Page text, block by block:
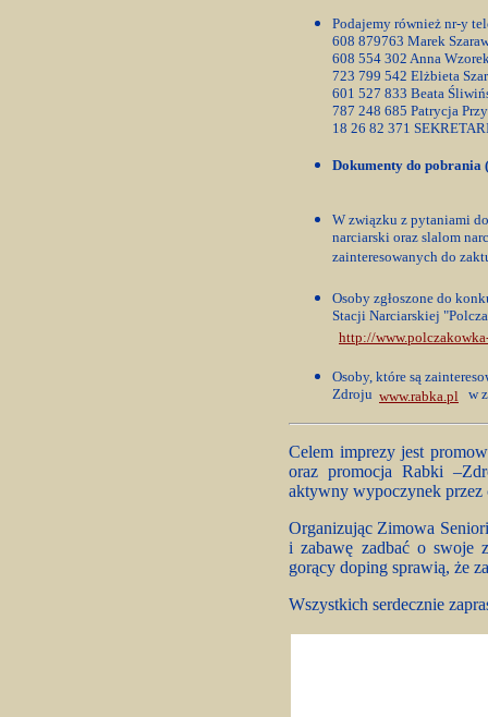
Podajemy również nr-y
608 879763 Marek
608 554 302 Anna
723 799 542 Elżbieta
601 527 833 Beata
787 248 685 Patrycja
18 26 82 371
Dokumenty do
W związku z pytaniami
narciarski oraz slalom
zainteresowanych do
Osoby zgłoszone do
Stacji Narciarskiej
http://
Osoby, które są
Zdroju www.rabka.pl w
Celem imprezy jest
oraz promocja Rabki
aktywny wypoczynek przez
Organizując Zimowa
i zabawę zadbać o swoje
gorący doping sprawią, że
Wszystkich serdecznie